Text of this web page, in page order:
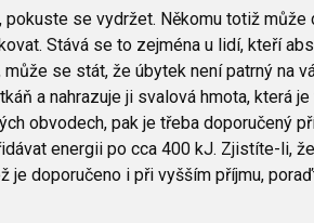
pokuste se vydržet. Někomu totiž
Stává se to zejména u lidí, kteří
se stát, že úbytek není patrný na
a nahrazuje ji svalová hmota, která
obvodech, pak je třeba doporučený
energii po cca 400 kJ. Zjistíte-li,
je doporučeno i při vyšším příjmu,